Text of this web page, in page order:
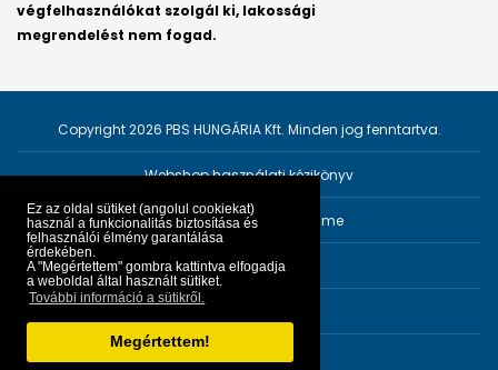
Ez az oldal sütiket (angolul cookiekat)
használ a funkcionalitás biztosítása és
felhasználói élmény garantálása
érdekében.
A "Megértettem" gombra kattintva elfogadja
a weboldal által használt sütiket.
További információ a sütikről.
Megértettem!
végfelhasználókat szolgál ki, lakossági
megrendelést nem fogad.
Copyright 2026 PBS HUNGÁRIA Kft. Minden jog fenntartva.
Webshop használati kézikönyv
Személyes adatok védelme
Impresszum
Fejlesztő:PRGroup